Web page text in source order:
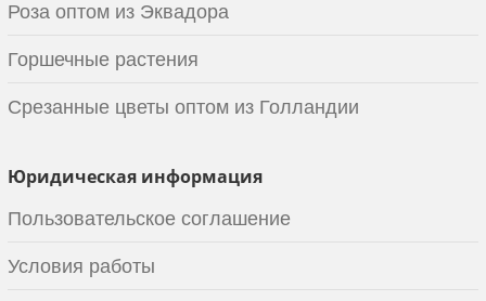
Роза оптом из Эквадора
Горшечные растения
Срезанные цветы оптом из Голландии
Юридическая информация
Пользовательское соглашение
Условия работы